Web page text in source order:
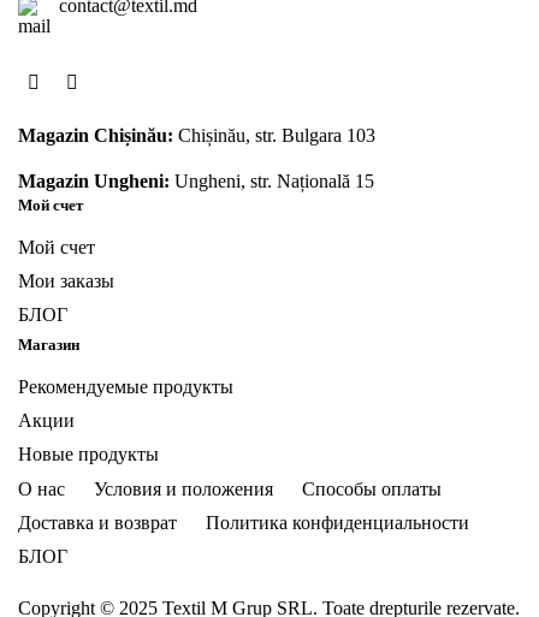
contact@textil.md
Magazin Chișinău: Chișinău, str. Bulgara 103
Magazin Ungheni: Ungheni, str. Națională 15
Мой счет
Мой счет
Мои заказы
БЛОГ
Магазин
Рекомендуемые продукты
Акции
Новые продукты
О нас
Условия и положения
Способы оплаты
Доставка и возврат
Политика конфиденциальности
БЛОГ
Copyright © 2025 Textil M Grup SRL. Toate drepturile rezervate.